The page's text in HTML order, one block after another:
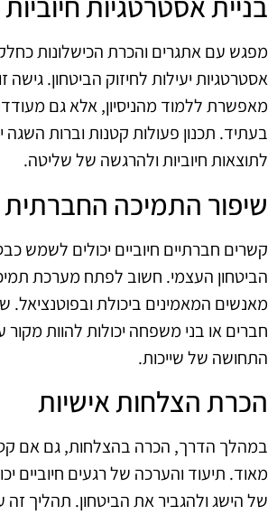
מפגש עם אתגרים והכרת הכישלונות
אסטרטגיות יעילות לחיזוק הביטחון. גישה
מאפשרת ללמוד מהניסיון, אלא גם
בעתיד. תכנון פעולות קטנות וברות השגה
לתוצאות חיוביות ולהרגשה של שליטה.
שיפור התמיכה החברתית
קשרים חברתיים חיוביים יכולים לשמש
הביטחון העצמי. חשוב לפתח מערכת
מאנשים המאמינים ביכולת ובפוטנציאל.
חברים או בני משפחה יכולות להוות מקור
התחושה של שייכות.
הכרת הצלחות אישיות
במהלך הדרך, הכרה בהצלחות, גם אם
מאוד. תיעוד והערכה של רגעים חיוביים
של הישג ולהגביר את הביטחון. תהליך זה